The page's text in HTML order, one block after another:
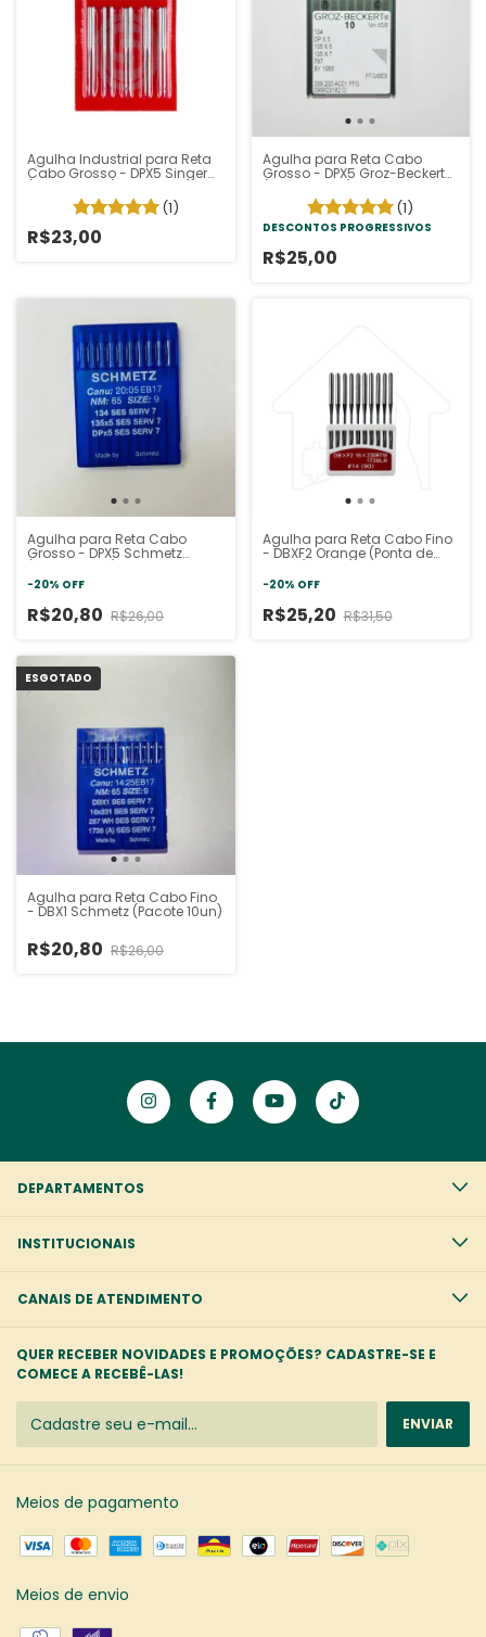
Agulha Industrial para Reta
Cabo Grosso - DPX5 Singer
(1)
R$23,00
Agulha para Reta Cabo
Grosso - DPX5 Groz-Beckert
(1)
DESCONTOS PROGRESSIVOS
R$25,00
Agulha para Reta Cabo
Grosso - DPX5 Schmetz
-20% OFF
R$20,80 R$26,00
Agulha para Reta Cabo Fino
- DBXF2 Orange (Ponta de
-20% OFF
R$25,20 R$31,50
ESGOTADO
Agulha para Reta Cabo Fino
- DBX1 Schmetz (Pacote 10un)
R$20,80 R$26,00
DEPARTAMENTOS
INSTITUCIONAIS
CANAIS DE ATENDIMENTO
QUER RECEBER NOVIDADES E PROMOÇÕES? CADASTRE-SE E
COMECE A RECEBÊ-LAS!
Meios de pagamento
Meios de envio